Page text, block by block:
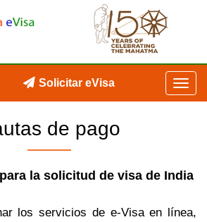
Solicitar eVisa
de pago
la solicitud de visa de India
los servicios de e-Visa en línea,